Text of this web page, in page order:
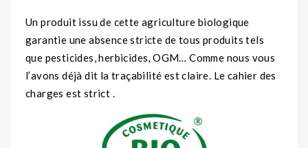
Un produit issu de cette agriculture biologique
garantie une absence stricte de tous produits tels
que pesticides, herbicides, OGM… Comme nous vous
l’avons déjà dit la traçabilité est claire. Le cahier des
charges est strict .